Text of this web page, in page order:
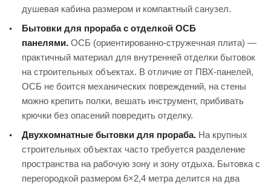
душевая кабина размером и компактный санузел.
Бытовки для прораба с отделкой ОСБ
панелями. ОСБ (ориентированно-стружечная плита) —
практичный материал для внутренней отделки бытовок
на строительных объектах. В отличие от ПВХ-панелей,
ОСБ не боится механических повреждений, на стены
можно крепить полки, вешать инструмент, прибивать
крючки без опасений повредить отделку.
Двухкомнатные бытовки для прораба. На крупных
строительных объектах часто требуется разделение
пространства на рабочую зону и зону отдыха. Бытовка с
перегородкой размером 6×2,4 метра делится на два